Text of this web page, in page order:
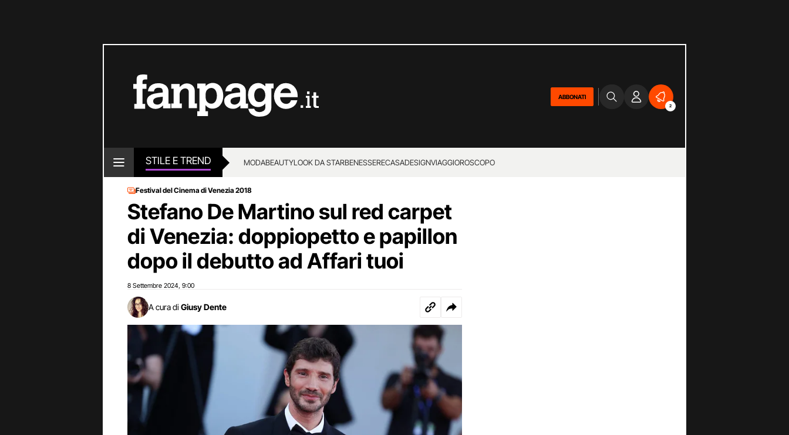
ABBONATI
2
STILE E TREND MODABEAUTYLOOK DA STARBENESSERECASADESIGNVIAGGIOROSCOPO
Festival del Cinema di Venezia 2018
Stefano De Martino sul red carpet
di Venezia: doppiopetto e papillon
dopo il debutto ad Affari tuoi
8 Settembre 2024 9:00
A cura di Giusy Dente